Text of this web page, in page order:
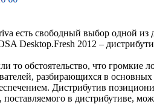
есть свободный выбор одной
Desktop.Fresh 2012 –
то обстоятельство, что
разбирающихся в
Дистрибутив
в дистрибутиве,